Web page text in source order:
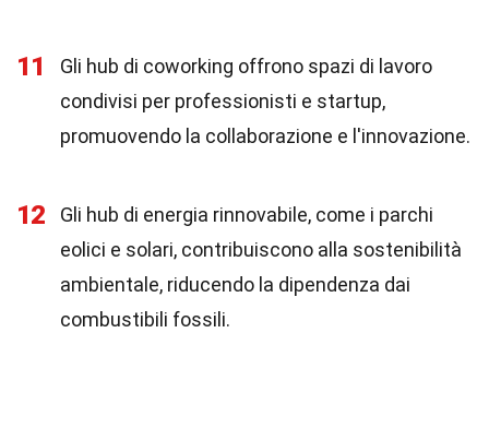
11
Gli hub di coworking offrono spazi di lavoro
condivisi per professionisti e startup,
promuovendo la collaborazione e l'innovazione.
12
Gli hub di energia rinnovabile, come i parchi
eolici e solari, contribuiscono alla sostenibilità
ambientale, riducendo la dipendenza dai
combustibili fossili.